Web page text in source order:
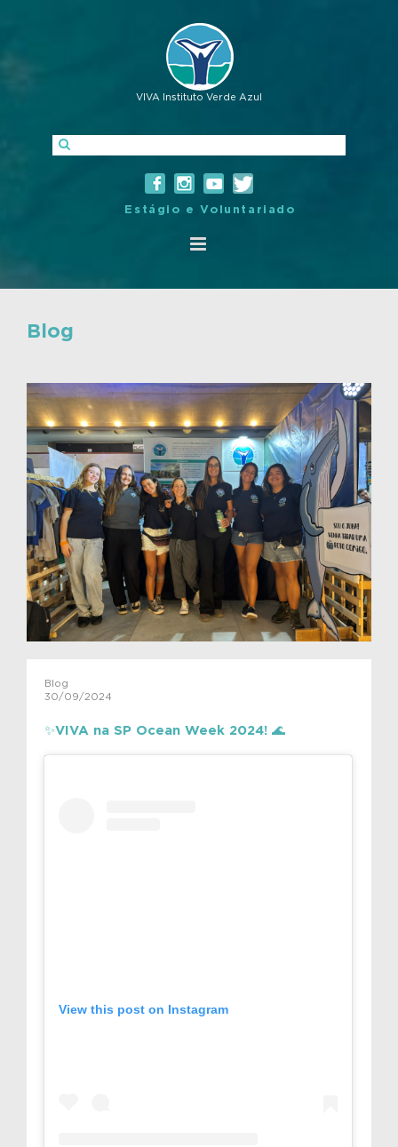
VIVA Instituto Verde Azul
Estágio e Voluntariado
Blog
Blog
30/09/2024
✨VIVA na SP Ocean Week 2024! 🌊
View this post on Instagram